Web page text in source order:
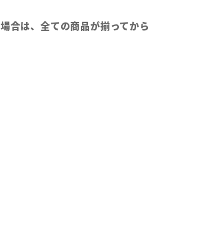
合は、全ての商品が揃ってから